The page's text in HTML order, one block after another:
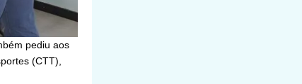
pediu aos
(CTT),